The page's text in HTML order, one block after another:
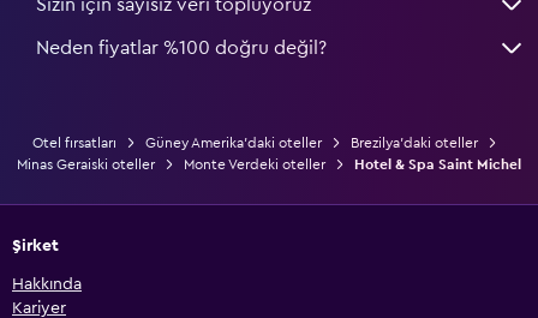
Sizin için sayısız veri topluyoruz
Neden fiyatlar %100 doğru değil?
Otel fırsatları Güney Amerika'daki oteller
Brezilya'daki oteller
Minas Geraiski oteller
Monte Verdeki oteller Hotel & Spa Saint Michel
Şirket
Hakkında
Kariyer